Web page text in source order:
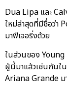
Dua Lipa และ
ใหม่ล่าสุดที่มีชื่อว่า
มาฟีเจอริ่งด้วย
ในส่วนของ Young
ผู้นี้มาแล้วเช่นกันใ
Ariana Grande ม